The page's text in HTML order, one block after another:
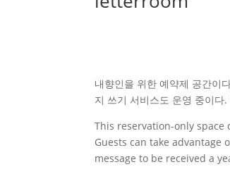
내향인을 위한 예약제 공간이
지 쓰기 서비스도 운영 중이다
This reservation-only
Guests can take advantage
message to be received a